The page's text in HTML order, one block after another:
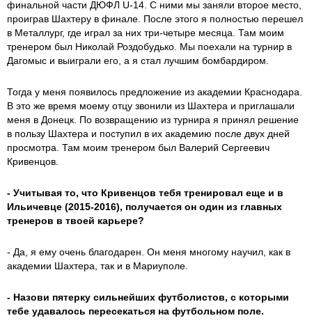
финальной части ДЮФЛ U-14. С ними мы заняли второе место,
проиграв Шахтеру в финале. После этого я полностью перешел
в Металлург, где играл за них три-четыре месяца. Там моим
тренером был Николай Роздобудько. Мы поехали на турнир в
Дагомыс и выиграли его, а я стал лучшим бомбардиром.
Тогда у меня появилось предложение из академии Краснодара.
В это же время моему отцу звонили из Шахтера и приглашали
меня в Донецк. По возвращению из турнира я принял решение
в пользу Шахтера и поступил в их академию после двух дней
просмотра. Там моим тренером был Валерий Сергеевич
Кривенцов.
- Учитывая то, что Кривенцов тебя тренировал еще и в
Ильичевце (2015-2016), получается он один из главных
тренеров в твоей карьере?
- Да, я ему очень благодарен. Он меня многому научил, как в
академии Шахтера, так и в Мариуполе.
- Назови пятерку сильнейших футболистов, с которыми
тебе удавалось пересекаться на футбольном поле.